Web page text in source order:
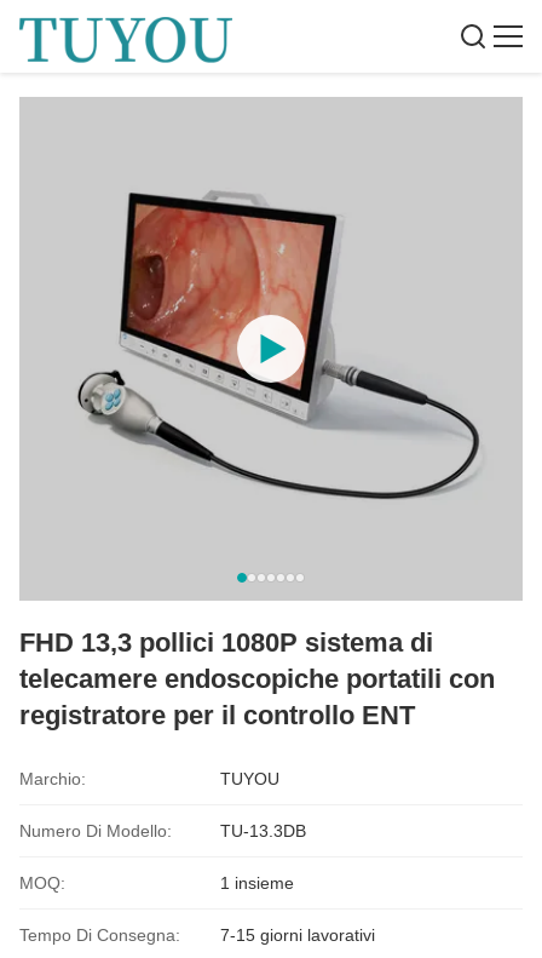
FHD 13,3 pollici 1080P sistema di
telecamere endoscopiche portatili con
registratore per il controllo ENT
Marchio: TUYOU
Numero Di Modello: TU-13.3DB
MOQ: 1 insieme
Tempo Di Consegna: 7-15 giorni lavorativi